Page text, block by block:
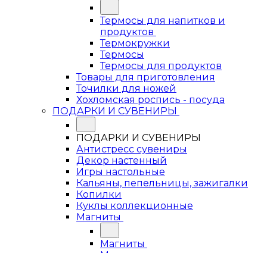
Термосы для напитков и
продуктов
Термокружки
Термосы
Термосы для продуктов
Товары для приготовления
Точилки для ножей
Хохломская роспись - посуда
ПОДАРКИ И СУВЕНИРЫ
ПОДАРКИ И СУВЕНИРЫ
Антистресс сувениры
Декор настенный
Игры настольные
Кальяны, пепельницы, зажигалки
Копилки
Куклы коллекционные
Магниты
Магниты